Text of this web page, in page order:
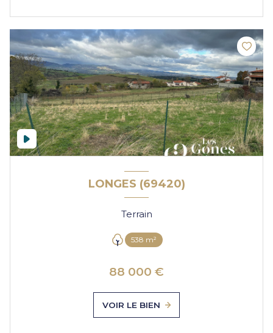
LONGES (69420)
Terrain
538 m²
88 000 €
VOIR LE BIEN